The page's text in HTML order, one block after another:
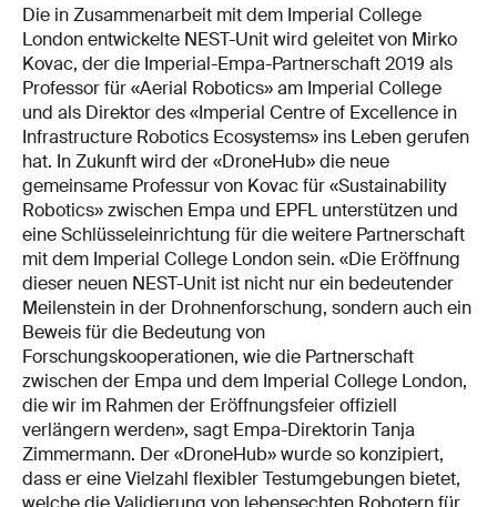
Die in Zusammenarbeit mit dem Imperial College
London entwickelte NEST-Unit wird geleitet von Mirko
Kovac, der die Imperial-Empa-Partnerschaft 2019 als
Professor für «Aerial Robotics» am Imperial College
und als Direktor des «Imperial Centre of Excellence in
Infrastructure Robotics Ecosystems» ins Leben gerufen
hat. In Zukunft wird der «DroneHub» die neue
gemeinsame Professur von Kovac für «Sustainability
Robotics» zwischen Empa und EPFL unterstützen und
eine Schlüsseleinrichtung für die weitere Partnerschaft
mit dem Imperial College London sein. «Die Eröffnung
dieser neuen NEST-Unit ist nicht nur ein bedeutender
Meilenstein in der Drohnenforschung, sondern auch ein
Beweis für die Bedeutung von
Forschungskooperationen, wie die Partnerschaft
zwischen der Empa und dem Imperial College London,
die wir im Rahmen der Eröffnungsfeier offiziell
verlängern werden», sagt Empa-Direktorin Tanja
Zimmermann. Der «DroneHub» wurde so konzipiert,
dass er eine Vielzahl flexibler Testumgebungen bietet,